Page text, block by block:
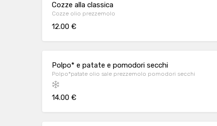
Cozze alla classica
Cozze olio prezzemolo
12.00 €
Polpo* e patate e pomodori secchi
Polpo*patate olio sale prezzemolo pomodori secchi
14.00 €